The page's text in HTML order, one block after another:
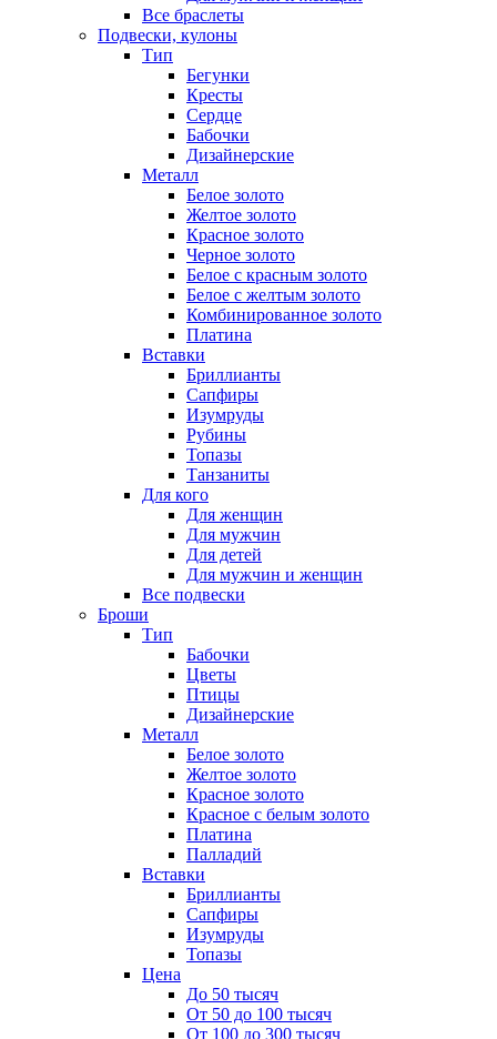
Все браслеты
Подвески, кулоны
Тип
Бегунки
Кресты
Сердце
Бабочки
Дизайнерские
Металл
Белое золото
Желтое золото
Красное золото
Черное золото
Белое с красным золото
Белое с желтым золото
Комбинированное золото
Платина
Вставки
Бриллианты
Сапфиры
Изумруды
Рубины
Топазы
Танзаниты
Для кого
Для женщин
Для мужчин
Для детей
Для мужчин и женщин
Все подвески
Броши
Тип
Бабочки
Цветы
Птицы
Дизайнерские
Металл
Белое золото
Желтое золото
Красное золото
Красное с белым золото
Платина
Палладий
Вставки
Бриллианты
Сапфиры
Изумруды
Топазы
Цена
До 50 тысяч
От 50 до 100 тысяч
От 100 до 300 тысяч